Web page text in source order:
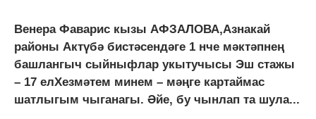
Венера Фаварис кызы АФЗАЛОВА,Азнакай
районы Актүбә бистәсендәге 1 нче мәктәпнең
башлангыч сыйныфлар укытучысы Эш стажы
– 17 елХезмәтем минем – мәңге картаймас
шатлыгым чыганагы. Әйе, бу чынлап та шула...